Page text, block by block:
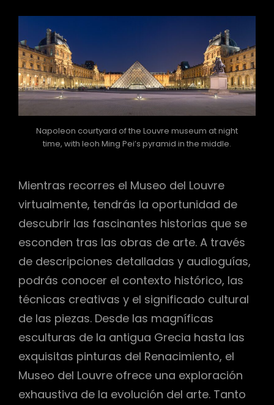
Napoleon courtyard of the Louvre museum at night
time, with Ieoh Ming Pei’s pyramid in the middle.
Mientras recorres el Museo del Louvre
virtualmente, tendrás la oportunidad de
descubrir las fascinantes historias que se
esconden tras las obras de arte. A través
de descripciones detalladas y audioguías,
podrás conocer el contexto histórico, las
técnicas creativas y el significado cultural
de las piezas. Desde las magníficas
esculturas de la antigua Grecia hasta las
exquisitas pinturas del Renacimiento, el
Museo del Louvre ofrece una exploración
exhaustiva de la evolución del arte. Tanto